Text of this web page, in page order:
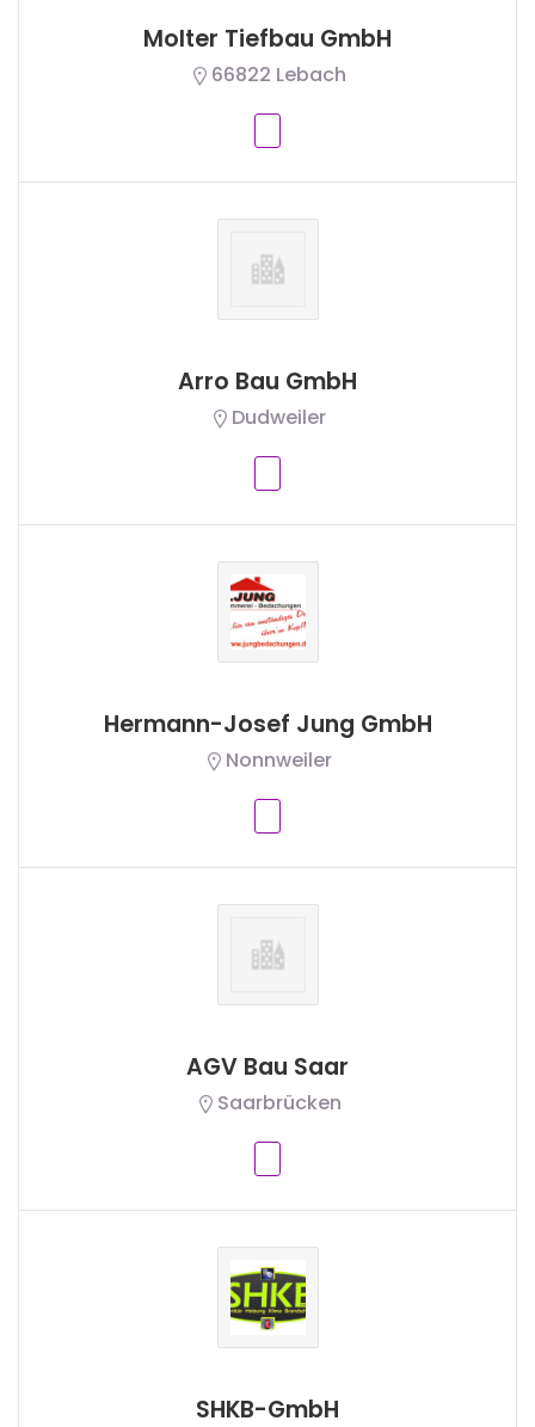
Molter Tiefbau GmbH
66822 Lebach
Arro Bau GmbH
Dudweiler
Hermann-Josef Jung GmbH
Nonnweiler
AGV Bau Saar
Saarbrücken
SHKB-GmbH